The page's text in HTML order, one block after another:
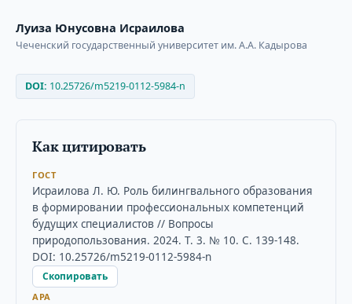
Луиза Юнусовна Исраилова
Чеченский государственный университет им. А.А. Кадырова
DOI: 10.25726/m5219-0112-5984-n
Как цитировать
ГОСТ
Исраилова Л. Ю. Роль билингвального образования
в формировании профессиональных компетенций
будущих специалистов // Вопросы
природопользования. 2024. Т. 3. № 10. С. 139-148.
DOI: 10.25726/m5219-0112-5984-n
Скопировать
APA